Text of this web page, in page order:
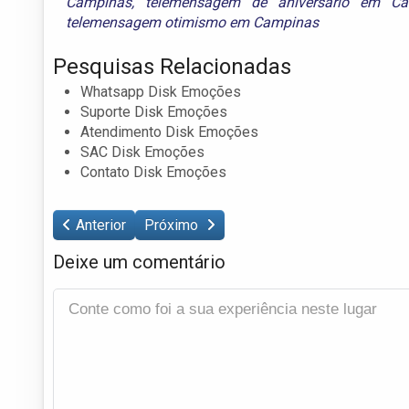
telemensagem otimismo em Campinas
Pesquisas Relacionadas
Whatsapp Disk Emoções
Suporte Disk Emoções
Atendimento Disk Emoções
SAC Disk Emoções
Contato Disk Emoções
Anterior Próximo
Deixe um comentário